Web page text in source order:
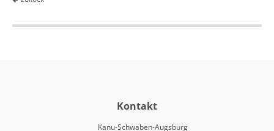
Kontakt
Kanu-Schwaben-Augsburg